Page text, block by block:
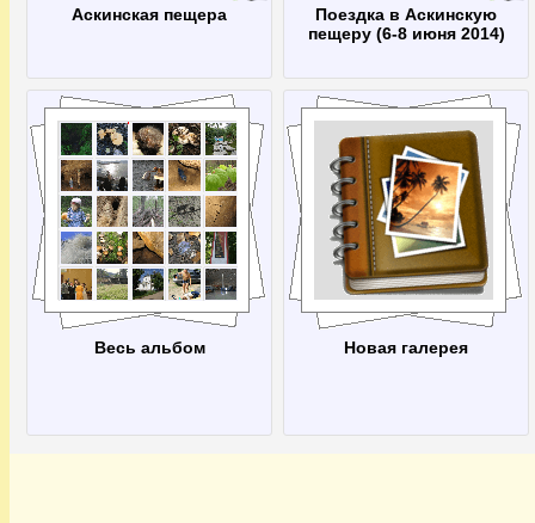
Аскинская пещера
Поездка в Аскинскую
пещеру (6-8 июня 2014)
Весь альбом Новая галерея